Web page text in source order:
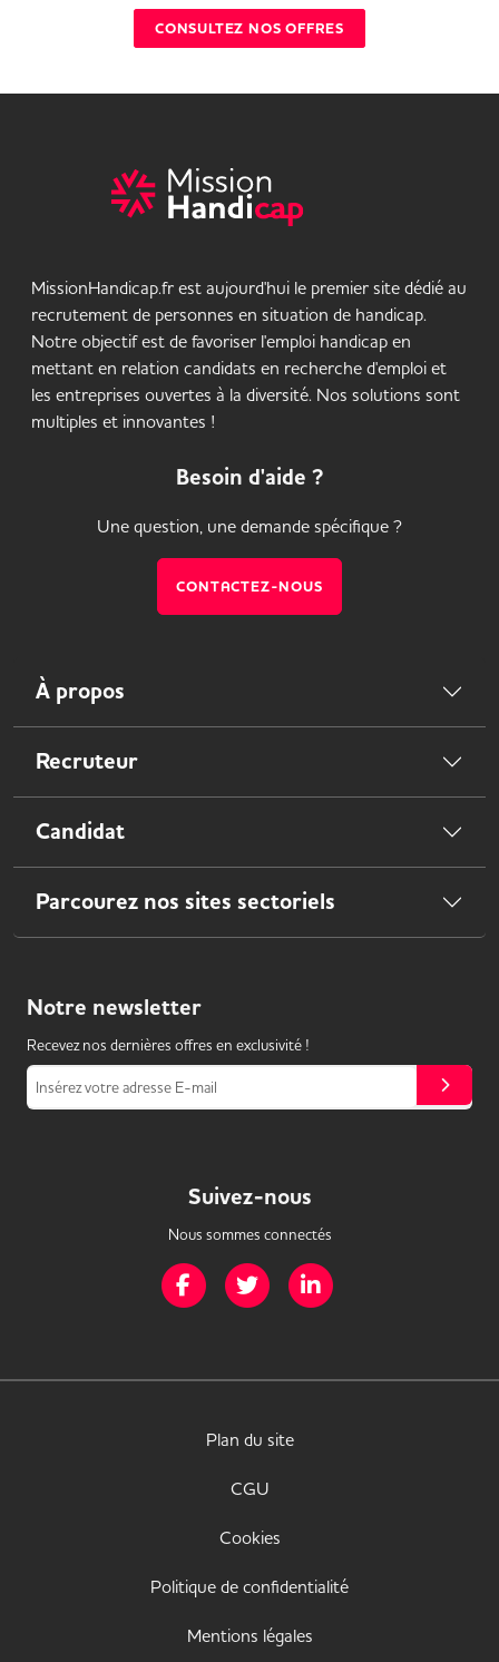
CONSULTEZ NOS OFFRES
MissionHandicap.fr est aujourd'hui le premier site dédié au
recrutement de personnes en situation de handicap.
Notre objectif est de favoriser l'emploi handicap en
mettant en relation candidats en recherche d'emploi et
les entreprises ouvertes à la diversité. Nos solutions sont
multiples et innovantes !
Besoin d'aide ?
Une question, une demande spécifique ?
CONTACTEZ-NOUS
À propos
Recruteur
Candidat
Parcourez nos sites sectoriels
Notre newsletter
Recevez nos dernières offres en exclusivité !
Insérez votre adresse E-mail
Suivez-nous
Nous sommes connectés
Page Facebook de Mission Handicap
Page Twitter de Mission Handicap
Plan du site
CGU
Cookies
Politique de confidentialité
Mentions légales